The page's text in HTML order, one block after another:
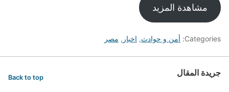
مشاهدة المزيد
Categories: أمن و حوادث, اخبار , مصر
جريدة المقال Back to top